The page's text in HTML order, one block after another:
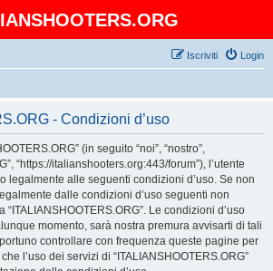
Login
Iscriviti
- Condizioni d’uso
(in seguito “noi”, “nostro”,
“https://italianshooters.org:443/forum”), l’utente
legalmente alle seguenti condizioni d’uso. Se non
dalle condizioni d’uso seguenti non
Le condizioni d’uso
momento, sarà nostra premura avvisarti di tali
controllare con frequenza queste pagine per
l’uso dei servizi di “ITALIANSHOOTERS.ORG”